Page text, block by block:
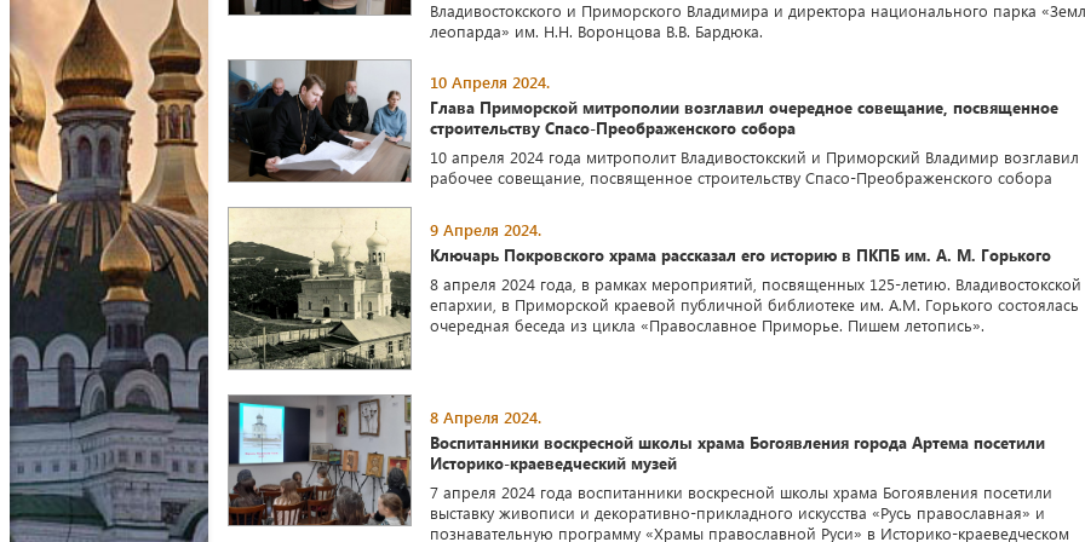
Владивостокского и Приморского Владимира и директора национального парка
леопарда» им. Н.Н. Воронцова В.В. Бардюка.
10 Апреля 2024.
Глава Приморской митрополии возглавил очередное совещание, посвященное
строительству Спасо-Преображенского собора
10 апреля 2024 года митрополит Владивостокский и Приморский Владимир возглавил
рабочее совещание, посвященное строительству Спасо-Преображенского собора
9 Апреля 2024.
Ключарь Покровского храма рассказал его историю в ПКПБ им. А. М. Горького
8 апреля 2024 года, в рамках мероприятий, посвященных 125-летию. Владивостокской
епархии, в Приморской краевой публичной библиотеке им. А.М. Горького состоялась
очередная беседа из цикла «Православное Приморье. Пишем летопись».
8 Апреля 2024.
Воспитанники воскресной школы храма Богоявления города Артема посетили
Историко-краеведческий музей
7 апреля 2024 года воспитанники воскресной школы храма Богоявления посетили
выставку живописи и декоративно-прикладного искусства «Русь православная» и
познавательную программу «Храмы православной Руси» в Историко-краеведческом